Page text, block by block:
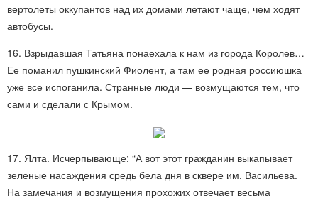
вертолеты оккупантов над их домами летают чаще, чем ходят
автобусы.
16. Взрыдавшая Татьяна понаехала к нам из города Королев…
Ее поманил пушкинский Фиолент, а там ее родная россиюшка
уже все испоганила. Странные люди — возмущаются тем, что
сами и сделали с Крымом.
17. Ялта. Исчерпывающе: “А вот этот гражданин выкапывает
зеленые насаждения средь бела дня в сквере им. Васильева.
На замечания и возмущения прохожих отвечает весьма